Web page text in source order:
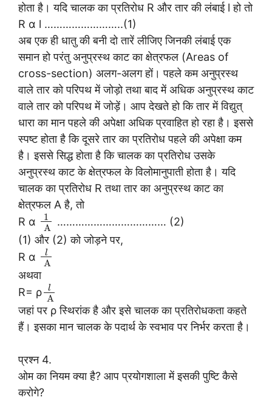
होता है। यदि चालक का प्रतिरोध R और तार की लंबाई l हो तो
R α l ……………………..(1)
अब एक ही धातु की बनी दो तारें लीजिए जिनकी लंबाई एक
समान हो परंतु अनुप्रस्थ काट का क्षेत्रफल (Areas of
cross-section) अलग-अलग हों। पहले कम अनुप्रस्थ
वाले तार को परिपथ में जोड़ो तथा बाद में अधिक अनुप्रस्थ काट
वाले तार को परिपथ में जोड़ें। आप देखते हो कि तार में विद्युत्
धारा का मान पहले की अपेक्षा अधिक प्रवाहित हो रहा है। इससे
स्पष्ट होता है कि दूसरे तार का प्रतिरोध पहले की अपेक्षा कम
है। इससे सिद्ध होता है कि चालक का प्रतिरोध उसके
अनुप्रस्थ काट के क्षेत्रफल के विलोमानुपाती होता है। यदि
चालक का प्रतिरोध R तथा तार का अनुप्रस्थ काट का
क्षेत्रफल A है, तो
R α
1
A
……………………………… (2)
(1) और (2) को जोड़ने पर,
R α
l
A
अथवा
R= ρ
l
A
जहां पर ρ स्थिरांक है और इसे चालक का प्रतिरोधकता कहते
हैं। इसका मान चालक के पदार्थ के स्वभाव पर निर्भर करता है।
प्रश्न 4.
ओम का नियम क्या है? आप प्रयोगशाला में इसकी पुष्टि कैसे
करोगे?